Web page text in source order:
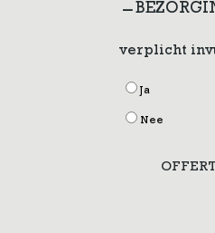
verplicht
Ja
Nee